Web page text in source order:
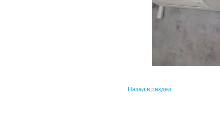
Назад в раздел